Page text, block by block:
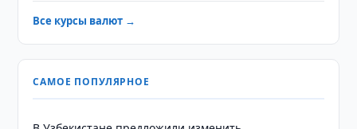
Все курсы валют →
САМОЕ ПОПУЛЯРНОЕ